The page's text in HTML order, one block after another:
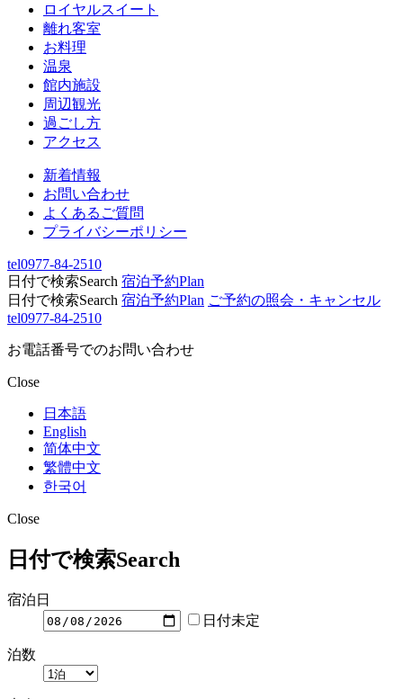
ロイヤルスイート
離れ客室
お料理
温泉
館内施設
周辺観光
過ごし方
アクセス
新着情報
お問い合わせ
よくあるご質問
プライバシーポリシー
tel0977-84-2510
日付で検索Search 宿泊予約Plan
日付で検索Search 宿泊予約Plan ご予約の照会・キャンセル
tel0977-84-2510
お電話番号でのお問い合わせ
Close
日本語
English
简体中文
繁體中文
한국어
Close
日付で検索Search
宿泊日
日付未定
泊数